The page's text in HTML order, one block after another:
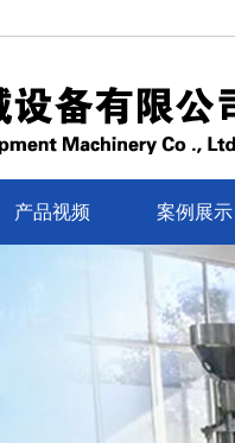
产品视频 案例展示